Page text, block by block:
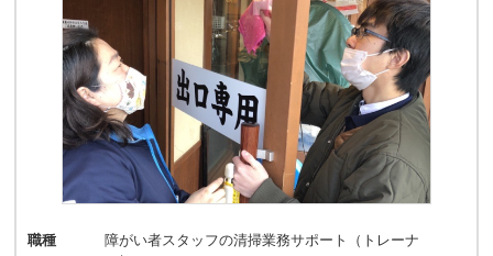
職種
障がい者スタッフの清掃業務サポート（トレーナ